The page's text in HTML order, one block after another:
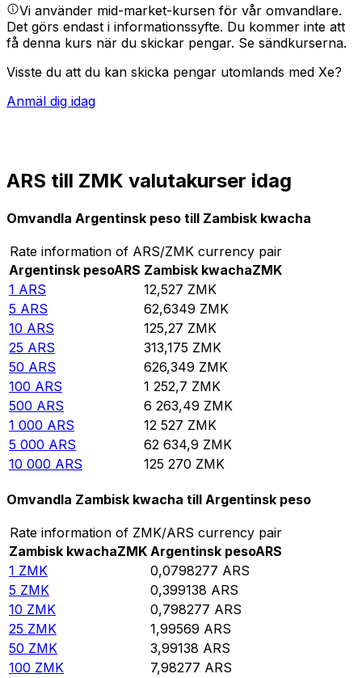
Vi använder mid-market-kursen för vår omvandlare.
Det görs endast i informationssyfte. Du kommer inte att
få denna kurs när du skickar pengar. Se sändkurserna.
Visste du att du kan skicka pengar utomlands med Xe?
Anmäl dig idag
ARS till ZMK valutakurser idag
Omvandla Argentinsk peso till Zambisk kwacha
Rate information of ARS/ZMK currency pair
Argentinsk pesoARS Zambisk kwachaZMK
1 ARS 12,527 ZMK
5 ARS 62,6349 ZMK
10 ARS 125,27 ZMK
25 ARS 313,175 ZMK
50 ARS 626,349 ZMK
100 ARS 1 252,7 ZMK
500 ARS 6 263,49 ZMK
1 000 ARS 12 527 ZMK
5 000 ARS 62 634,9 ZMK
10 000 ARS 125 270 ZMK
Omvandla Zambisk kwacha till Argentinsk peso
Rate information of ZMK/ARS currency pair
Zambisk kwachaZMK Argentinsk pesoARS
1 ZMK 0,0798277 ARS
5 ZMK 0,399138 ARS
10 ZMK 0,798277 ARS
25 ZMK 1,99569 ARS
50 ZMK 3,99138 ARS
100 ZMK 7,98277 ARS